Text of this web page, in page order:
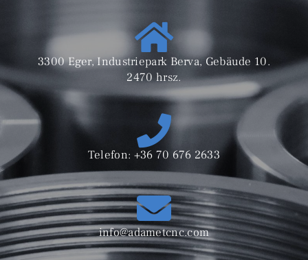
3300 Eger, Industriepark Berva, Gebäude 10.
2470 hrsz.
Telefon: +36 70 676 2633
info@adametcnc.com